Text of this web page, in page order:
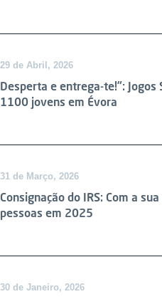
29 de Abril, 2026
Desperta e entrega-te!”:
1100 jovens em Évora
31 de Março, 2026
Consignação do IRS: Com a
pessoas em 2025
30 de Janeiro, 2026